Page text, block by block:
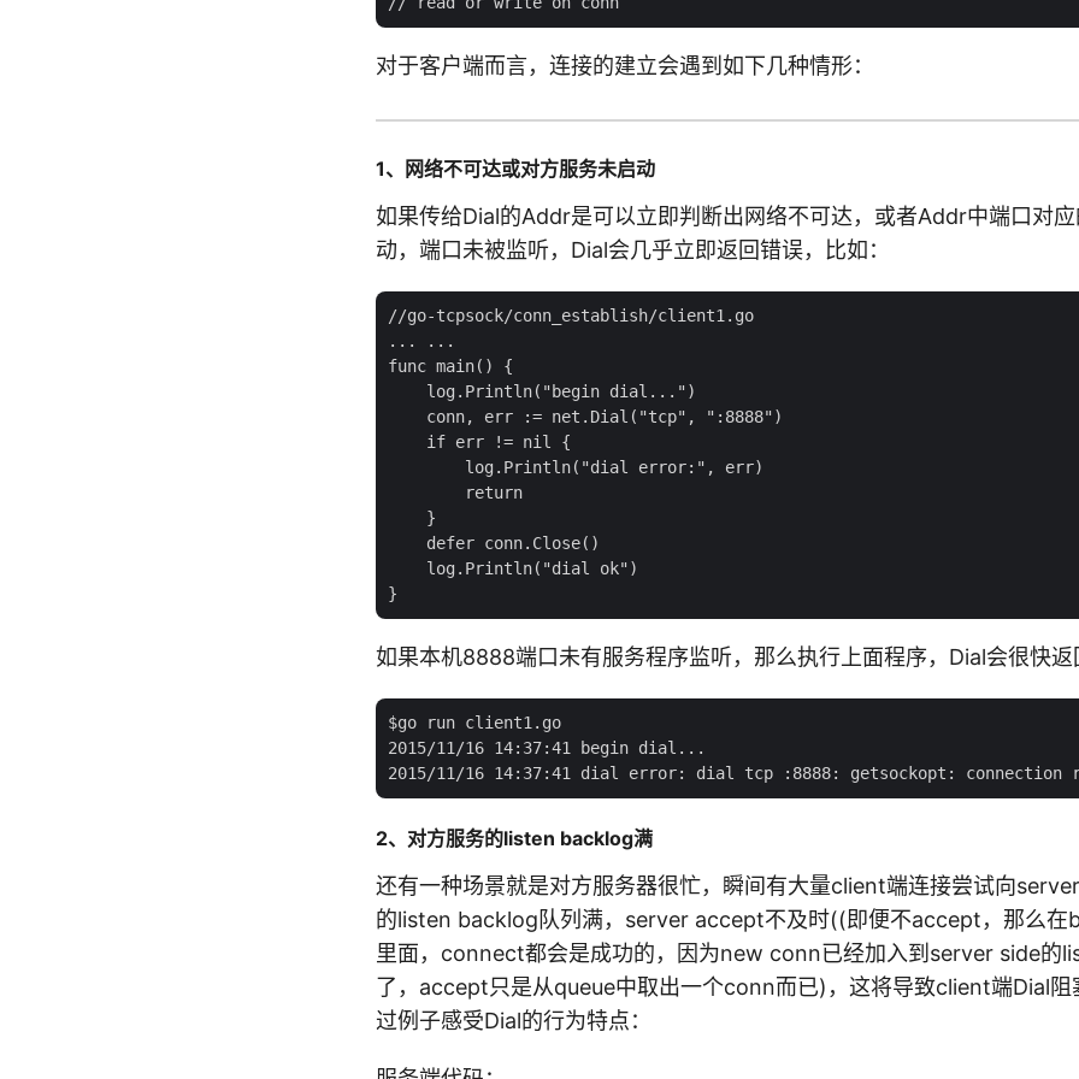
对于客户端而言，连接的建立会遇到如下几种情形：
1、网络不可达或对方服务未启动
如果传给Dial的Addr是可以立即判断出网络不可达，或者Addr中端口对
动，端口未被监听，Dial会几乎立即返回错误，比如：
//go-tcpsock/conn_establish/client1.go
... ...
func main() {
    log.Println("begin dial...")
    conn, err := net.Dial("tcp", ":8888")
    if err != nil {
        log.Println("dial error:", err)
        return
    }
    defer conn.Close()
    log.Println("dial ok")
如果本机8888端口未有服务程序监听，那么执行上面程序，Dial会很快返
$go run client1.go
2015/11/16 14:37:41 begin dial...
2、对方服务的listen backlog满
还有一种场景就是对方服务器很忙，瞬间有大量client端连接尝试向
的listen backlog队列满，server accept不及时((即便不accept，那么在
里面，connect都会是成功的，因为new conn已经加入到server side的
了，accept只是从queue中取出一个conn而已)，这将导致client端Dial阻
过例子感受Dial的行为特点：